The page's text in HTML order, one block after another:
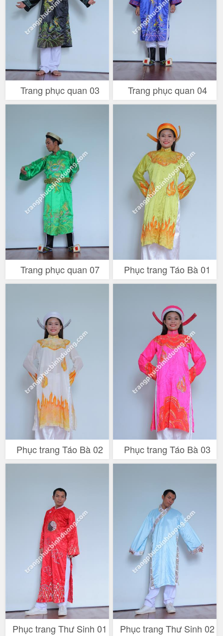
Trang phục quan 03 Trang phục quan 04
Trang phục quan 07 Phục trang Táo Bà 01
Phục trang Táo Bà 02 Phục trang Táo Bà 03
Phục trang Thư Sinh 01 Phục trang Thư Sinh 02